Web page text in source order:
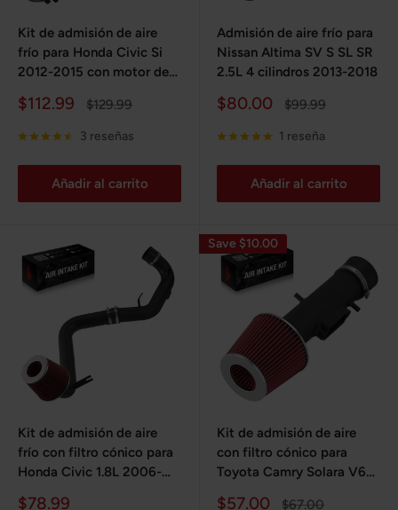
Kit de admisión de aire
frío para Honda Civic Si
2012-2015 con motor de
Precio
venta
$112.99
Precio
$129.99
3 reseñas
Añadir al carrito
Admisión de aire frío para
Nissan Altima SV S SL SR
2.5L 4 cilindros 2013-2018
Precio
venta
$80.00
Precio
$99.99
1 reseña
Añadir al carrito
Kit de admisión de aire
frío con filtro cónico para
Honda Civic 1.8L 2006-
Precio
$78.99
Save $10.00
Kit de admisión de aire
con filtro cónico para
Toyota Camry Solara V6
Precio
$57.00
Precio
$67.00